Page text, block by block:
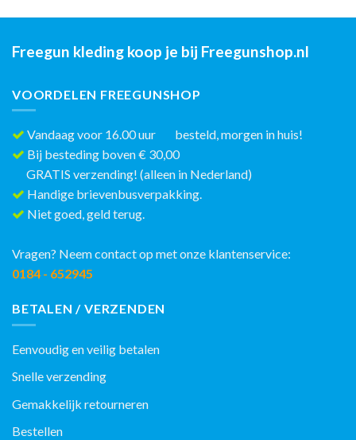
Freegun kleding koop je bij Freegunshop.nl
VOORDELEN FREEGUNSHOP
Vandaag voor 16.00 uur besteld, morgen in huis!
Bij besteding boven € 30,00
GRATIS verzending! (alleen in Nederland)
Handige brievenbusverpakking.
Niet goed, geld terug.
Vragen? Neem contact op met onze klantenservice:
0184 - 652945
BETALEN / VERZENDEN
Eenvoudig en veilig betalen
Snelle verzending
Gemakkelijk retourneren
Bestellen